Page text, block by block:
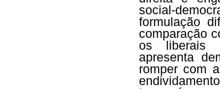
social-
formulação
comparação
os liberais
apresenta
romper com